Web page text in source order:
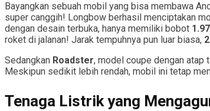
Bayangkan sebuah mobil yang bisa membawa
super canggih! Longbow berhasil menciptakan
dengan desain terbuka, hanya memiliki bobot
roket di jalanan! Jarak tempuhnya pun luar biasa,
Sedangkan Roadster, model coupe dengan atap
Meskipun sedikit lebih rendah, mobil ini tetap
Tenaga Listrik yang